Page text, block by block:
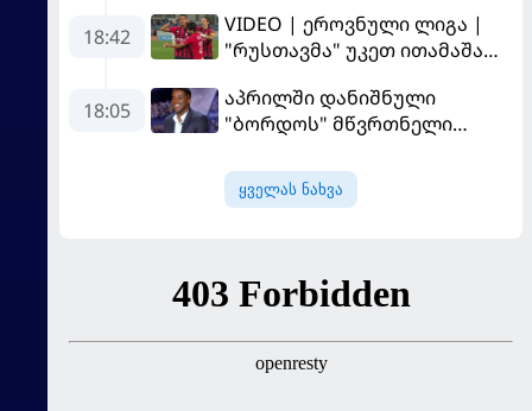
18:42
VIDEO | ეროვნული ლიგა |
"რუსთავმა" უკეთ ითამაშა
მოიგო, "ტორპედომ" გვიან
გაიღვიძა...
18:05
აპრილში დანიშნული
"ბორდოს" მწვრთნელი
ყველას ნახვა